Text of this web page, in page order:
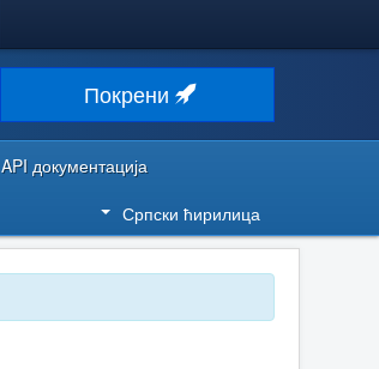
Покрени
API документација
Српски ћирилица